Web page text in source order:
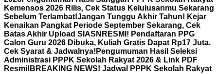
Kemensos 2026 Rilis, Cek Status Kelulusanmu Sekarang
Sebelum Terlambat!Jangan Tunggu Akhir Tahun! Kejar
Kenaikan Pangkat Periode September Sekarang, Cek
Batas Akhir Upload SIASN RESMI! Pendaftaran PPG
Calon Guru 2026 Dibuka, Kuliah Gratis Dapat Rp17 Juta.
Cek Syarat & Jadwalnya! Pengumuman Hasil Seleksi
Administrasi PPPK Sekolah Rakyat 2026 & Link PDF
Resmi! BREAKING NEWS! Jadwal PPPK Sekolah Rakyat